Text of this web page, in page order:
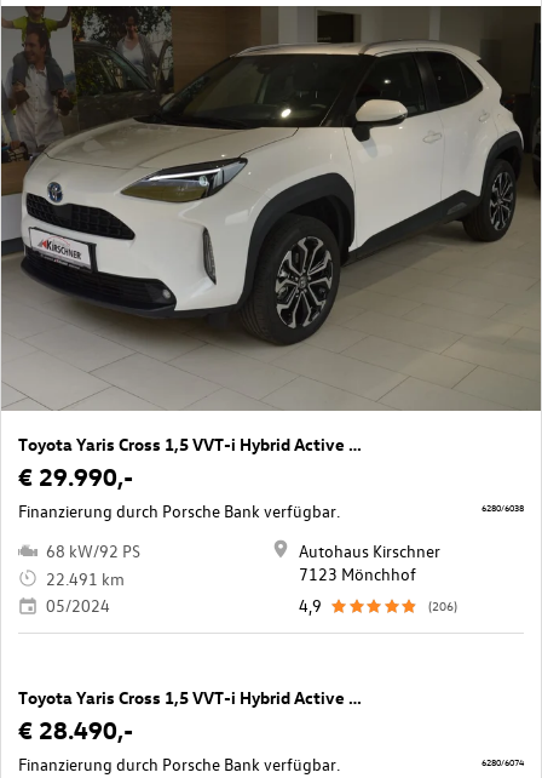
Toyota Yaris Cross 1,5 VVT-i Hybrid Active Drive Aut.
€ 29.990,-
Finanzierung durch Porsche Bank verfügbar.
68 kW/92 PS
22.491 km
05/2024
Autohaus Kirschner
7123 Mönchhof
4,9
(206)
6280/6038
Toyota Yaris Cross 1,5 VVT-i Hybrid Active Drive Aut.
€ 28.490,-
Finanzierung durch Porsche Bank verfügbar.
6280/6074